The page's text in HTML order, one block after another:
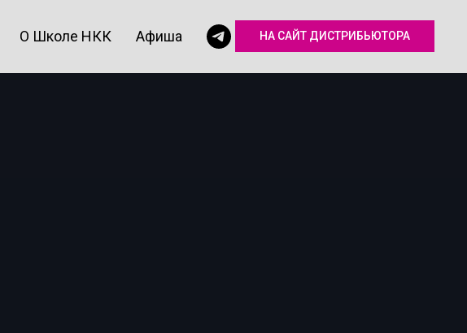
О Школе НКК Афиша НА САЙТ ДИСТРИБЬЮТОРА